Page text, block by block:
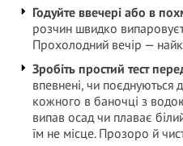
Годуйте ввечері або в
розчин швидко
Прохолодний вечір —
Зробіть простий тест
впевнені, чи поєднуються
кожного в баночці з
випав осад чи плаває
їм не місце. Прозоро й